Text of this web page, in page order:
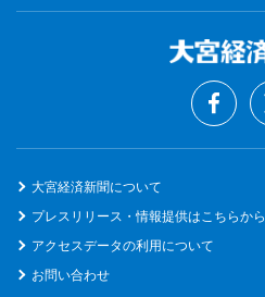
大宮経済新聞について
プレスリリース・情報提供はこちらから
アクセスデータの利用について
お問い合わせ